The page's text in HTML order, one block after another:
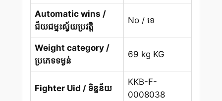
Automatic wins /
ជ័យជម្នះស្វ័យប្រវត្តិ
No / ទេ
Weight category /
ប្រភេទទម្ងន់
69 kg KG
Fighter Uid / ទិន្នន័យ
KKB-F-
0008038